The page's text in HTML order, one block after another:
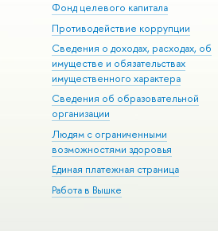
Фонд целевого капитала
Противодействие коррупции
Сведения о доходах, расходах, об
имуществе и обязательствах
имущественного характера
Сведения об образовательной
организации
Людям с ограниченными
возможностями здоровья
Единая платежная страница
Работа в Вышке